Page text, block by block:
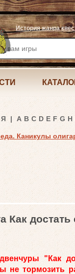
История жанра
Я | A B C D E F G H
Каникулы
Как
"Как
не тормозить